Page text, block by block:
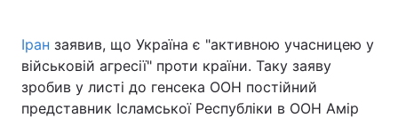
Україна Політика
Економіка Світ
Іран заявив, що Україна є "активною учасницею у
військовій агресії" проти країни. Таку заяву
зробив у листі до генсека ООН постійний
представник Ісламської Республіки в ООН Амір